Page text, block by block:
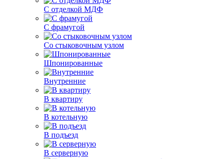
С отделкой МДФ
С фрамугой
Со стыковочным узлом
Шпонированные
Внутренние
В квартиру
В котельную
В подъезд
В серверную